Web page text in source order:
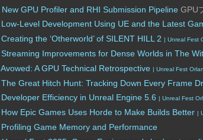
New GPU Profiler and RHI Submission PipelineGPU
Low-Level Development Using UE and the Latest
Creating the ‘Otherworld’ of SILENT HILL 2 | Unreal Fest
Streaming Improvements for Dense Worlds in The
Avowed: A GPU Technical Retrospective | Unreal Fest
The Great Hitch Hunt: Tracking Down Every Frame
Developer Efficiency in Unreal Engine 5.6 | Unreal Fest
How Epic Games Uses Horde to Make Builds Better |
Profiling Game Memory and Performance